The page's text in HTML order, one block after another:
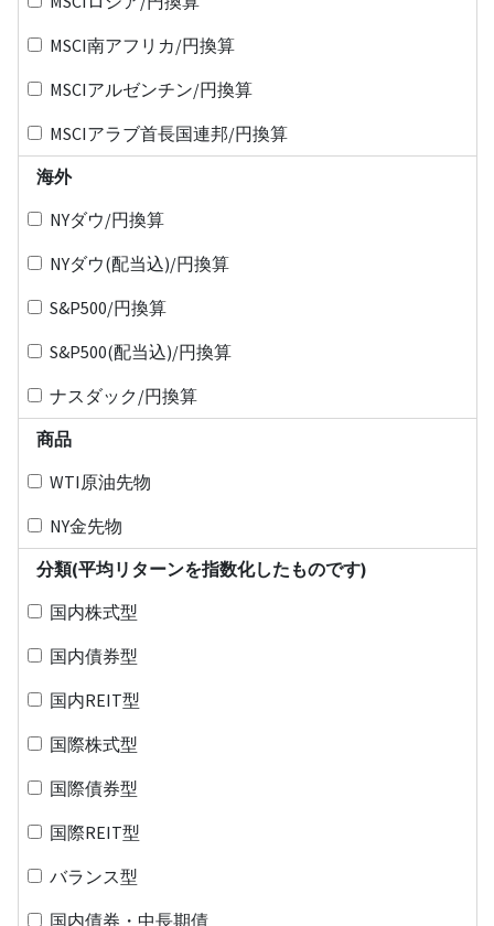
MSCI南アフリカ/円換算
MSCIアルゼンチン/円換算
MSCIアラブ首長国連邦/円換算
海外
NYダウ/円換算
NYダウ(配当込)/円換算
S&P500/円換算
S&P500(配当込)/円換算
ナスダック/円換算
商品
WTI原油先物
NY金先物
分類(平均リターンを指数化したものです)
国内株式型
国内債券型
国内REIT型
国際株式型
国際債券型
国際REIT型
バランス型
国内債券・中長期債